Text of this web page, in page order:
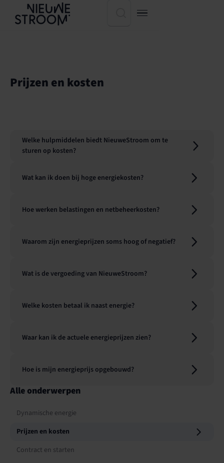
Prijzen en kosten
Alle onderwerpen
Dynamische energie
Prijzen en kosten
Contract en starten
Welke hulpmiddelen biedt NieuweStroom om te
sturen op kosten?
Wat kan ik doen bij hoge energiekosten?
Hoe werken belastingen en netbeheerkosten?
Waarom zijn energieprijzen soms hoog of negatief?
Wat is de vergoeding van NieuweStroom?
Welke kosten betaal ik naast energie?
Waar kan ik de actuele energieprijzen zien?
Hoe is mijn energieprijs opgebouwd?